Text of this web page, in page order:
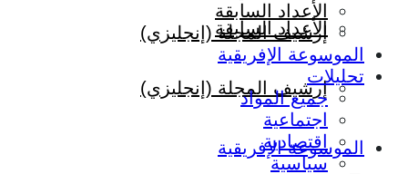
الأعداد السابقة
إرشيف المجلة (إنجليزي)
الموسوعة الإفريقية
الأعداد السابقة
إرشيف المجلة (إنجليزي)
الموسوعة الإفريقية
تحليلات
جميع المواد
اجتماعية
اقتصادية
سياسية